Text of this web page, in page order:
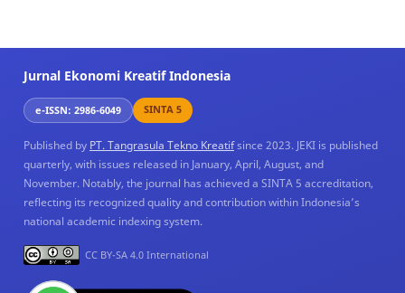
Jurnal Ekonomi Kreatif Indonesia
e-ISSN: 2986-6049 SINTA 5
Published by PT. Tangrasula Tekno Kreatifsince 2023. JEKI is published
quarterly, with issues released in January, April, August, and
November. Notably, the journal has achieved a SINTA 5 accreditation,
reflecting its recognized quality and contribution within Indonesia’s
national academic indexing system.
CC BY-SA 4.0 International